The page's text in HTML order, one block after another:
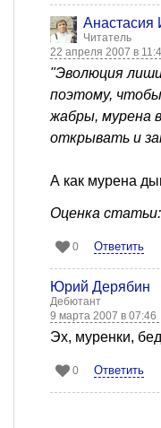
Анастасия
Читатель
22 апреля 2007 в
"Эволюция
поэтому, чтобы
жабры, мурена
открывать и
А как мурена
Оценка
0 Ответить
Юрий Дерябин
Дебютант
9 марта 2007 в 07:46
Эх, муренки,
0 Ответить